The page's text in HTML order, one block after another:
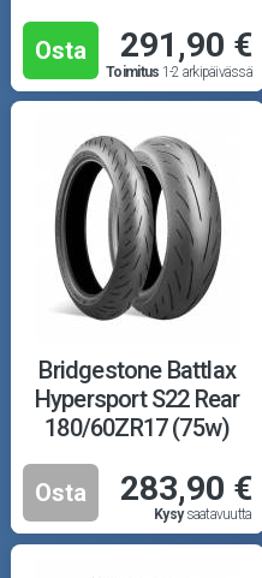
Osta 291,90 €
Toimitus 1-2 arkipäivässä
Bridgestone Battlax
Hypersport S22 Rear
180/60ZR17 (75w)
Osta 283,90 €
Kysysaatavuutta